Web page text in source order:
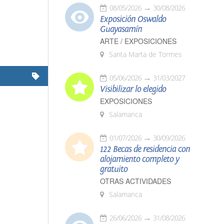
08/05/2026 30/08/2026
Exposición Oswaldo
Guayasamín
ARTE / EXPOSICIONES
Santa Marta de Tormes
05/06/2026 31/03/2027
Visibilizar lo elegido
EXPOSICIONES
Salamanca
01/07/2026 30/09/2026
122 Becas de residencia con
alojamiento completo y
gratuito
OTRAS ACTIVIDADES
Salamanca
26/06/2026 31/08/2026